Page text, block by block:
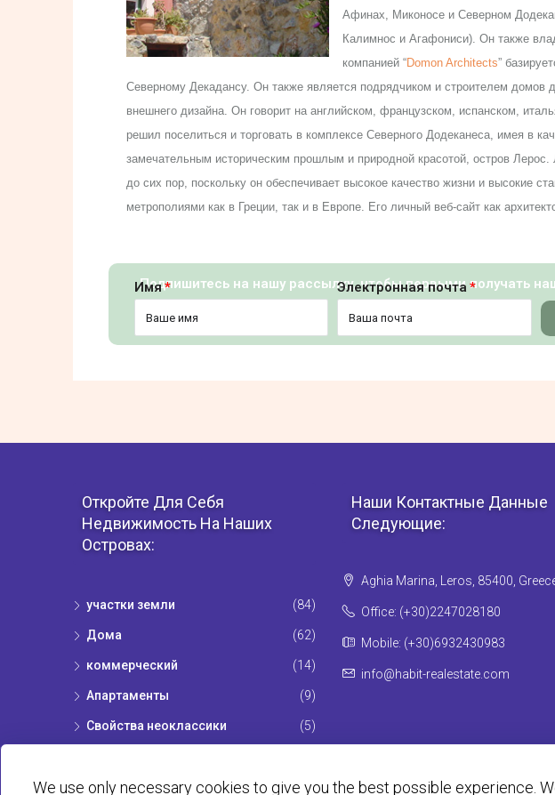
Афинах, Миконосе и Северном
Калимнос и Агафониси). Он также
компанией “Domon Architects”
Северному Декадансу. Он также является подрядчиком и строителем домов
внешнего дизайна. Он говорит на английском, французском, испанском,
решил поселиться и торговать в комплексе Северного Додеканеса, имея в
замечательным историческим прошлым и природной красотой, остров
до сих пор, поскольку он обеспечивает высокое качество жизни и высокие
метрополиями как в Греции, так и в Европе. Его личный веб-сайт как
Подпишитесь на нашу рассылку, чтобы первыми получать
Имя
Электронная почта
Откройте Для Себя
Недвижимость На Наших
Островах:
участки земли (84)
Дома (62)
коммерческий (14)
Апартаменты (9)
Свойства неоклассики (5)
Наши Контактные Данные
Следующие:
Aghia Marina, Leros, 85400,
Office: (+30)2247028180
Mobile: (+30)6932430983
info@habit-realestate.com
We use only necessary cookies to give you the best possible experience.